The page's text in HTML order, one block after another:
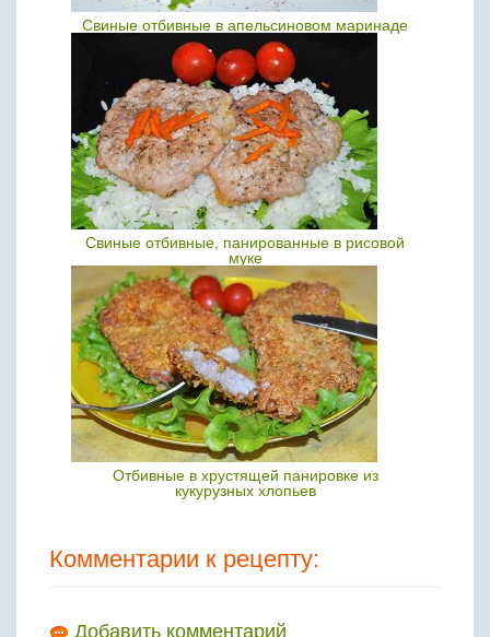
Свиные отбивные в апельсиновом маринаде
Свиные отбивные, панированные в рисовой
муке
Отбивные в хрустящей панировке из
кукурузных хлопьев
Комментарии к рецепту:
Добавить комментарий